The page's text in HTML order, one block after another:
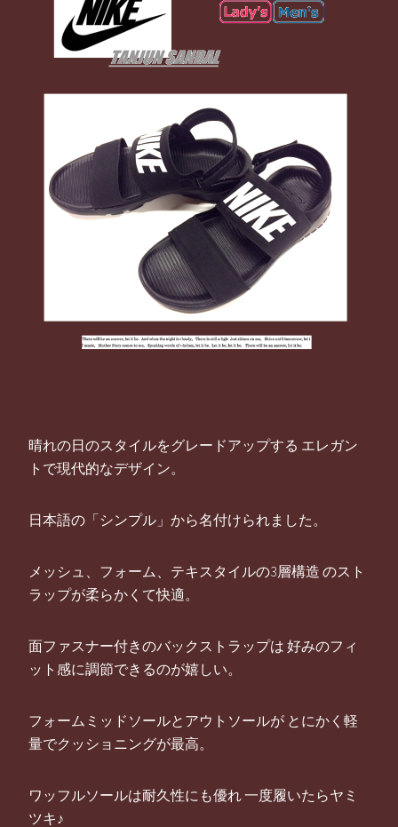
晴れの日のスタイルをグレードアップする エレガン
トで現代的なデザイン。
日本語の「シンプル」から名付けられました。
メッシュ、フォーム、テキスタイルの3層構造 のスト
ラップが柔らかくて快適。
面ファスナー付きのバックストラップは 好みのフィ
ット感に調節できるのが嬉しい。
フォームミッドソールとアウトソールが とにかく軽
量でクッショニングが最高。
ワッフルソールは耐久性にも優れ 一度履いたらヤミ
ツキ♪